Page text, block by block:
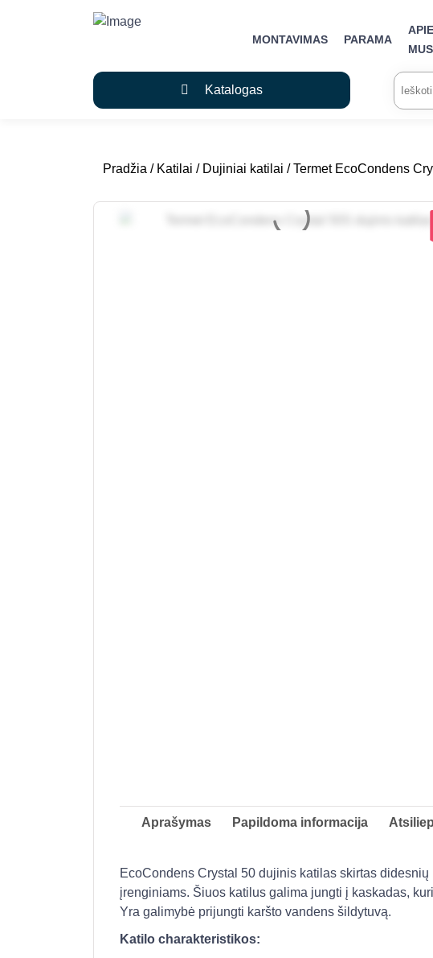
MONTAVIMAS PARAMA
APIE
MUS
Katalogas
Ieškoti:
Pradžia / Katilai / Dujiniai katilai / Termet EcoCondens
Aprašymas Papildoma informacija
EcoCondens Crystal 50 dujinis katilas skirtas
įrenginiams. Šiuos katilus galima jungti į kaskadas,
Yra galimybė prijungti karšto vandens šildytuvą.
Katilo charakteristikos: